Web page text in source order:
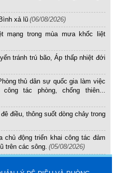
xả lũ (06/08/2026)
mạng trong mùa mưa khốc liệt
tránh trú bão, Áp thấp nhiệt đới
thủ dân sự quốc gia làm việc
tác phòng, chống thiên...
điều, thông suốt dòng chảy trong
chủ động triển khai công tác đảm
trên các sông. (05/08/2026)